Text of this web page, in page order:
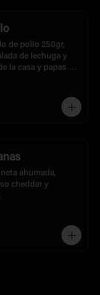
de pollo 250gr,
de lechuga y
la casa y papas a
ahumada,
cheddar y